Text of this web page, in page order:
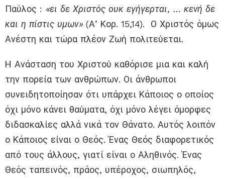
Παύλος : «ει δε Χριστός ουκ εγήγερται, … κενή δε
και η πίστις υμων» (Α’ Κορ. 15,14). Ο Χριστός όμως
Ανέστη και τώρα πλέον Ζωή πολιτεύεται.
Η Ανάσταση του Χριστού καθόρισε μια και καλή
την πορεία των ανθρώπων. Οι άνθρωποι
συνειδητοποίησαν ότι υπάρχει Κάποιος ο οποίος
όχι μόνο κάνει θαύματα, όχι μόνο λέγει όμορφες
διδασκαλίες αλλά νικά τον Θάνατο. Αυτός λοιπόν
ο Κάποιος είναι ο Θεός. Ένας Θεός διαφορετικός
από τους άλλους, γιατί είναι ο Αληθινός. Ένας
Θεός ταπεινός, πράος, υπέροχος, σιωπηλός,